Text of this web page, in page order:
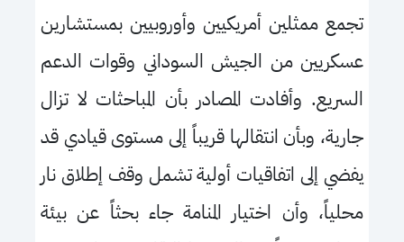
تجمع ممثلين أمريكيين وأوروبيين بمستشارين
عسكريين من الجيش السوداني وقوات الدعم
السريع. وأفادت المصادر بأن المباحثات لا تزال
جارية، وبأن انتقالها قريباً إلى مستوى قيادي قد
يفضي إلى اتفاقيات أولية تشمل وقف إطلاق نار
محلياً، وأن اختيار المنامة جاء بحثاً عن بيئة